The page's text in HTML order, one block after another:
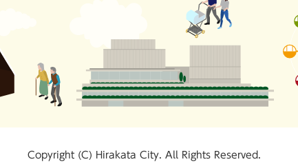
Copyright (C) Hirakata City. All Rights Reserved.